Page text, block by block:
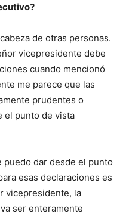
de otras personas.
vicepresidente debe
cuando mencionó
me parece que las
prudentes o
el punto de vista
puedo dar desde el punto
esas declaraciones es
vicepresidente, la
ser enteramente